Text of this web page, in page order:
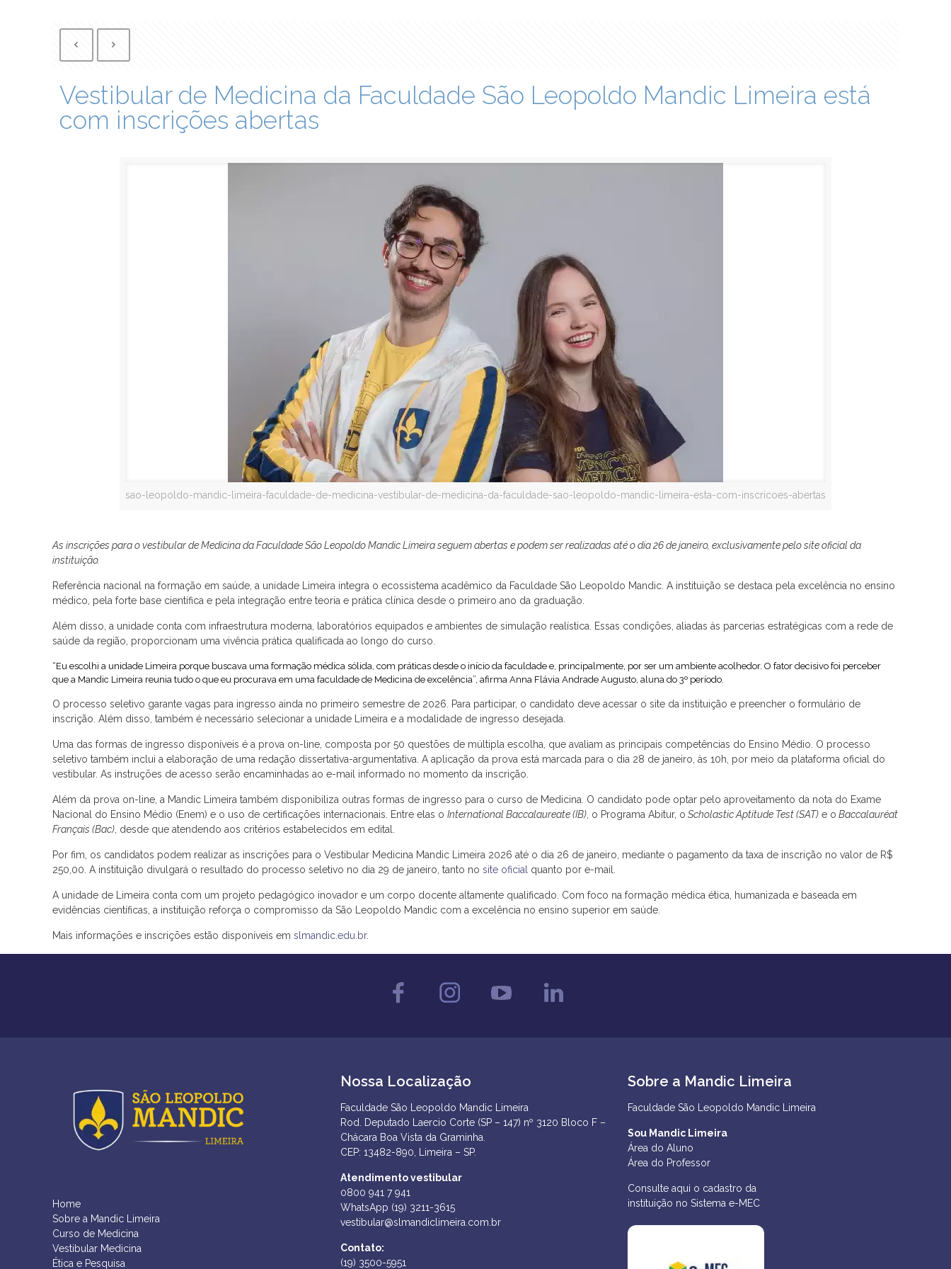
Vestibular de Medicina da Faculdade São Leopoldo Mandic Limeira está
com inscrições abertas
sao-leopoldo-mandic-limeira-faculdade-de-medicina-vestibular-de-medicina-da-faculdade-sao-leopoldo-mandic-limeira-esta-com-inscricoes-abertas
As inscrições para o vestibular de Medicina da Faculdade São Leopoldo Mandic Limeira seguem abertas e podem ser realizadas até o dia 26 de janeiro, exclusivamente pelo site oficial da
instituição.
Referência nacional na formação em saúde, a unidade Limeira integra o ecossistema acadêmico da Faculdade São Leopoldo Mandic. A instituição se destaca pela excelência no ensino
médico, pela forte base científica e pela integração entre teoria e prática clínica desde o primeiro ano da graduação.
Além disso, a unidade conta com infraestrutura moderna, laboratórios equipados e ambientes de simulação realística. Essas condições, aliadas às parcerias estratégicas com a rede de
saúde da região, proporcionam uma vivência prática qualificada ao longo do curso.
“Eu escolhi a unidade Limeira porque buscava uma formação médica sólida, com práticas desde o início da faculdade e, principalmente, por ser um ambiente acolhedor. O fator decisivo foi perceber
que a Mandic Limeira reunia tudo o que eu procurava em uma faculdade de Medicina de excelência”, afirma Anna Flávia Andrade Augusto, aluna do 3º período.
O processo seletivo garante vagas para ingresso ainda no primeiro semestre de 2026. Para participar, o candidato deve acessar o site da instituição e preencher o formulário de
inscrição. Além disso, também é necessário selecionar a unidade Limeira e a modalidade de ingresso desejada.
Uma das formas de ingresso disponíveis é a prova on-line, composta por 50 questões de múltipla escolha, que avaliam as principais competências do Ensino Médio. O processo
seletivo também inclui a elaboração de uma redação dissertativa-argumentativa. A aplicação da prova está marcada para o dia 28 de janeiro, às 10h, por meio da plataforma oficial do
vestibular. As instruções de acesso serão encaminhadas ao e-mail informado no momento da inscrição.
Além da prova on-line, a Mandic Limeira também disponibiliza outras formas de ingresso para o curso de Medicina. O candidato pode optar pelo aproveitamento da nota do Exame
Nacional do Ensino Médio (Enem) e o uso de certificações internacionais. Entre elas oInternational Baccalaureate (IB) , o Programa Abitur, o Scholastic Aptitude Test (SAT) e o Baccalauréat
Français (Bac) , desde que atendendo aos critérios estabelecidos em edital.
Por fim, os candidatos podem realizar as inscrições para o Vestibular Medicina Mandic Limeira 2026 até o dia 26 de janeiro, mediante o pagamento da taxa de inscrição no valor de R$
250,00. A instituição divulgará o resultado do processo seletivo no dia 29 de janeiro, tanto nosite oficial quanto por e-mail.
A unidade de Limeira conta com um projeto pedagógico inovador e um corpo docente altamente qualificado. Com foco na formação médica ética, humanizada e baseada em
evidências científicas, a instituição reforça o compromisso da São Leopoldo Mandic com a excelência no ensino superior em saúde.
Mais informações e inscrições estão disponíveis emslmandic.edu.br.
Home
Sobre a Mandic Limeira
Curso de Medicina
Vestibular Medicina
Ética e Pesquisa
Nossa Localização
Faculdade São Leopoldo Mandic Limeira
Rod. Deputado Laercio Corte (SP – 147) nº 3120 Bloco F –
Chácara Boa Vista da Graminha.
CEP: 13482-890, Limeira – SP.
Atendimento vestibular
0800 941 7 941
WhatsApp (19) 3211-3615
vestibular@slmandiclimeira.com.br
Contato:
(19) 3500-5951
Sobre a Mandic Limeira
Faculdade São Leopoldo Mandic Limeira
Sou Mandic Limeira
Área do Aluno
Área do Professor
Consulte aqui o cadastro da
instituição no Sistema e-MEC